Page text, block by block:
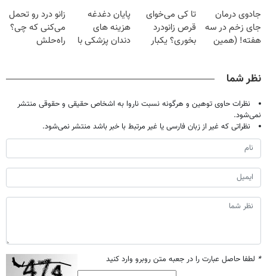
میلیون تومان!!!
تحمل میکنی؟❗
فقط ۲۵ میلیون
جادوی درمان
جای زخم در سه
هفته! (همین
تا کی می‌خوای
قرص زانودرد
بخوری؟ یکبار
پایان دغدغه
هزینه های
دندان پزشکی با
زانو درد رو تحمل
می‌کنی که چی؟
راه‌حلش
نظر شما
نظرات حاوی توهین و هرگونه نسبت ناروا به اشخاص حقیقی و حقوقی منتشر
نمی‌شود.
نظراتی که غیر از زبان فارسی یا غیر مرتبط با خبر باشد منتشر نمی‌شود.
* لطفا حاصل عبارت را در جعبه متن روبرو وارد کنید